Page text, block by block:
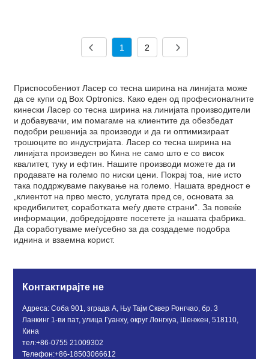
1 2
Приспособениот Ласер со тесна ширина на линијата може
да се купи од Box Optronics. Како еден од професионалните
кинески Ласер со тесна ширина на линијата производители
и добавувачи, им помагаме на клиентите да обезбедат
подобри решенија за производи и да ги оптимизираат
трошоците во индустријата. Ласер со тесна ширина на
линијата произведен во Кина не само што е со висок
квалитет, туку и ефтин. Нашите производи можете да ги
продавате на големо по ниски цени. Покрај тоа, ние исто
така поддржуваме пакување на големо. Нашата вредност е
„клиентот на прво место, услугата пред се, основата за
кредибилитет, соработката меѓу двете страни“. За повеќе
информации, добредојдовте посетете ја нашата фабрика.
Да соработуваме меѓусебно за да создадеме подобра
иднина и взаемна корист.
Контактирајте не
Адреса: Соба 901, зграда А, Њу Тајм Сквер Ронгчао, бр. 3
Ланкинг 1-ви пат, улица Гуанху, округ Лонгхуа, Шенжен, 518110,
Кина
тел:+86-0755 21009302
Телефон:+86-18503066612